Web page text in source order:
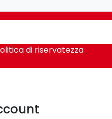
di riservatezza